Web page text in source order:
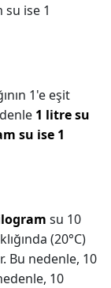
su ise 1
1'e eşit
1 litre su
su ise 1
su 10
(20°C)
Bu nedenle, 10
10